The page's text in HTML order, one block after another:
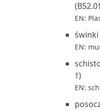
EN:
świnki
EN:
†)
EN: